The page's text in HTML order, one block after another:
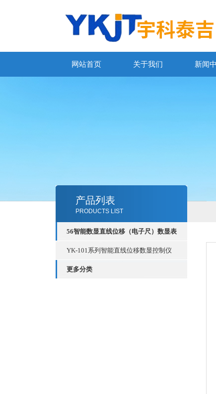
网站首页 关于我们 新闻
产品列表
PRODUCTS LIST
56智能数显直线位移（电子尺）数显表
YK-101系列智能直线位移数显控制仪
更多分类